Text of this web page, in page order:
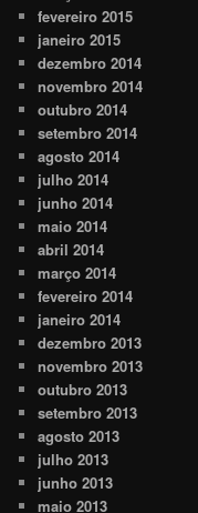
fevereiro 2015
janeiro 2015
dezembro 2014
novembro 2014
outubro 2014
setembro 2014
agosto 2014
julho 2014
junho 2014
maio 2014
abril 2014
março 2014
fevereiro 2014
janeiro 2014
dezembro 2013
novembro 2013
outubro 2013
setembro 2013
agosto 2013
julho 2013
junho 2013
maio 2013